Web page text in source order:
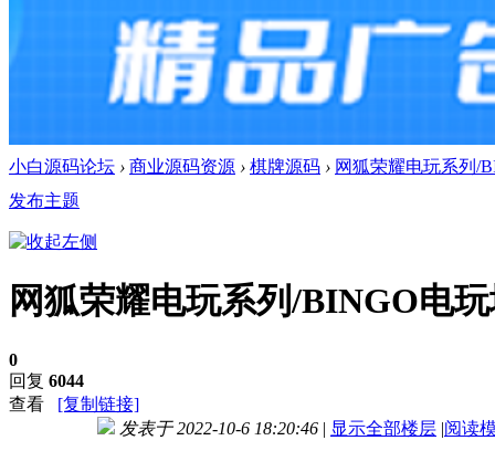
小白源码论坛 › 商业源码资源 › 棋牌源码 › 网狐荣耀电玩系列/
发布主题
网狐荣耀电玩系列/BINGO电
0
回复 6044
查看
[复制链接]
发表于 2022-10-6 18:20:46 | 显示全部楼层 |阅读